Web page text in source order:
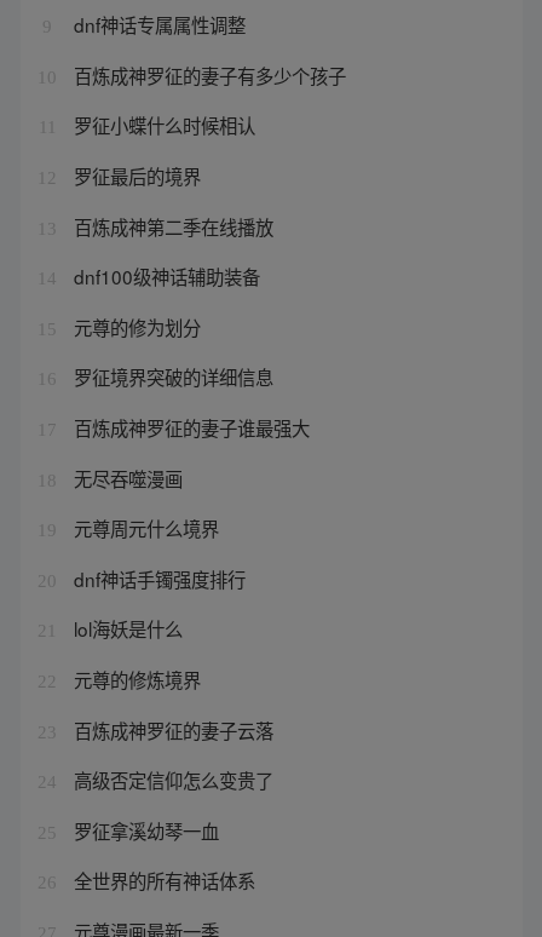
9 dnf神话专属属性调整
10 百炼成神罗征的妻子有多少个孩子
罗征小蝶什么时候相认
12 罗征最后的境界
13 百炼成神第二季在线播放
14 dnf100级神话辅助装备
15 元尊的修为划分
16 罗征境界突破的详细信息
17 百炼成神罗征的妻子谁最强大
18 无尽吞噬漫画
19 元尊周元什么境界
20 dnf神话手镯强度排行
21 lol海妖是什么
22 元尊的修炼境界
23 百炼成神罗征的妻子云落
24 高级否定信仰怎么变贵了
25 罗征拿溪幼琴一血
26 全世界的所有神话体系
27 元尊漫画最新一季